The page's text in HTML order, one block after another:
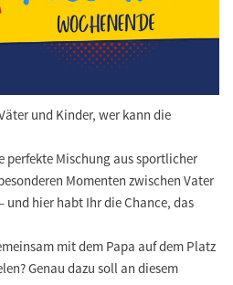
und Kinder, wer kann die
perfekte Mischung aus sportlicher
Momenten zwischen Vater
hier habt Ihr die Chance, das
mit dem Papa auf dem Platz
Genau dazu soll an diesem